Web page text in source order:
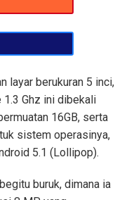
layar berukuran 5 inci,
Ghz ini dibekali
16GB, serta
sistem operasinya,
5.1 (Lollipop).
buruk, dimana ia